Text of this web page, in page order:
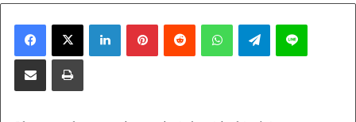
Facebook
X LinkedInPinterestReddit WhatsAppTelegramLine
Compartir por correo electrónicoImprimir